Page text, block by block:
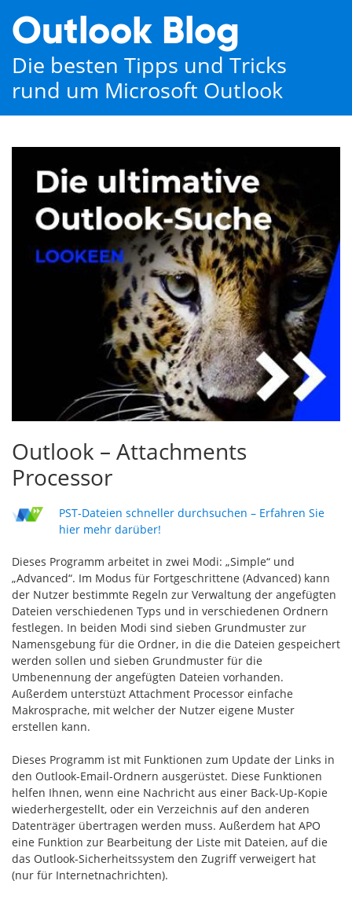
Outlook Blog
Die besten Tipps und Tricks
rund um Microsoft Outlook
Outlook – Attachments
Processor
PST-Dateien schneller durchsuchen – Erfahren Sie
hier mehr darüber!
Dieses Programm arbeitet in zwei Modi: „Simple“ und
„Advanced“. Im Modus für Fortgeschrittene (Advanced) kann
der Nutzer bestimmte Regeln zur Verwaltung der angefügten
Dateien verschiedenen Typs und in verschiedenen Ordnern
festlegen. In beiden Modi sind sieben Grundmuster zur
Namensgebung für die Ordner, in die die Dateien gespeichert
werden sollen und sieben Grundmuster für die
Umbenennung der angefügten Dateien vorhanden.
Außerdem unterstüzt Attachment Processor einfache
Makrosprache, mit welcher der Nutzer eigene Muster
erstellen kann.
Dieses Programm ist mit Funktionen zum Update der Links in
den Outlook-Email-Ordnern ausgerüstet. Diese Funktionen
helfen Ihnen, wenn eine Nachricht aus einer Back-Up-Kopie
wiederhergestellt, oder ein Verzeichnis auf den anderen
Datenträger übertragen werden muss. Außerdem hat APO
eine Funktion zur Bearbeitung der Liste mit Dateien, auf die
das Outlook-Sicherheitssystem den Zugriff verweigert hat
(nur für Internetnachrichten).